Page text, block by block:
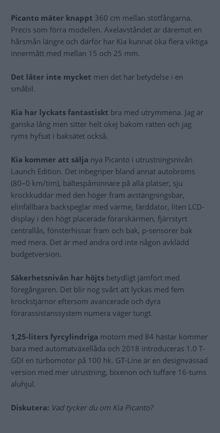
Picanto mäter knappt 360 cm mellan stötfångarna.
Precis som förra modellen. Axelavståndet är däremot en
hårsmån längre och därför har Kia kunnat öka flera viktiga
innermått med mellan 15 och 25 mm.
Det låter inte mycket men det har betydelse i en
småbil.
Kia har lyckats fantastiskt bra med utrymmena. Jag är
ganska lång men sitter helt okej bakom ratten och jag
ryms hyfsat i baksätet också.
Kia kommer att sälja nya Picanto i utrustningsnivån
Launch Edition. Det inbegriper bland annat autobroms
(80–0 km/tim), bältespåminnare på alla platser, sju
krockkuddar med den höger fram avstängningsbar,
elinfällbara backspeglar med värme, färddator, liten LCD-
display i den högt placerade förarskärmen, fjärrstyrt
centrallås, fönsterhissar fram och bak, p-sensorer bak
med mera. Det är med andra ord inte någon avklädd
budgetversion.
Säkerhetsnivån har höjts betydligt jämfört med
föregångaren. Det blir nog svårt att lyckas med fem
krockstjärnor eftersom avancerade och dyra
förarassistanssystem numera väger tungt.
1,25-liters fyrcylindriga motorn med 84 hästar kommer
bara med automatväxellåda och 2018 introduceras 1.0 T-
GDI en turbomotor på 100 hk. GT-Line är en designvässad
version med mer utrustning, bixenon och tuffare 16-tums
aluhjul.
Diskutera: Vad tycker du om Kia Picanto?